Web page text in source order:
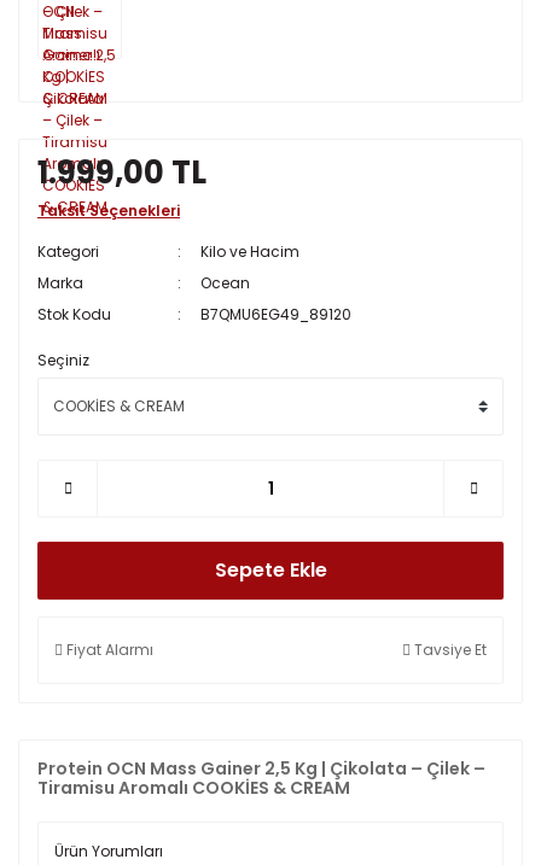
Protein OCN Mass Gainer 2,5 Kg | Çikolata – Çilek –
Tiramisu Aromalı COOKİES & CREAM
Ürün Yorumları
1.999,00 TL
Taksit Seçenekleri
Kategori
Kilo ve Hacim
Marka
Ocean
Stok Kodu
B7QMU6EG49_89120
Seçiniz
Sepete Ekle
Fiyat Alarmı Tavsiye Et